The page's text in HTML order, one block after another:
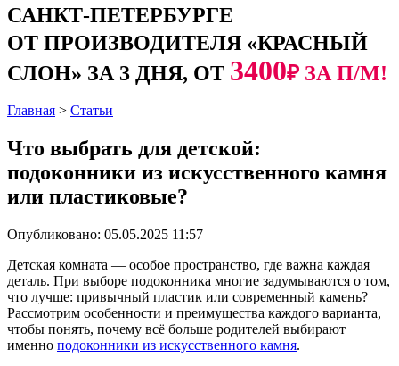
САНКТ-ПЕТЕРБУРГЕ
ОТ ПРОИЗВОДИТЕЛЯ «КРАСНЫЙ
СЛОН» ЗА 3 ДНЯ, ОТ 3400₽ ЗА П/М!
Главная > Статьи
Что выбрать для детской:
подоконники из искусственного камня
или пластиковые?
Опубликовано: 05.05.2025 11:57
Детская комната — особое пространство, где важна каждая
деталь. При выборе подоконника многие задумываются о том,
что лучше: привычный пластик или современный камень?
Рассмотрим особенности и преимущества каждого варианта,
чтобы понять, почему всё больше родителей выбирают
именно подоконники из искусственного камня.